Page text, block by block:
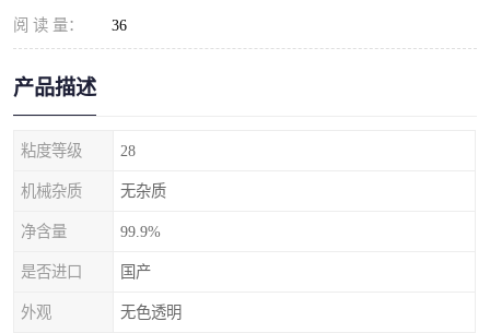
阅 读 量： 36
产品描述
粘度等级 28
机械杂质 无杂质
净含量 99.9%
是否进口 国产
外观 无色透明